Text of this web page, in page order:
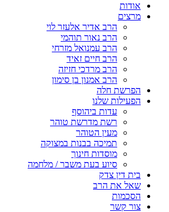
אודות
מרצים
הרב אדיר אלעזר לוי
הרב נאור תוהמי
הרב עמנואל מזרחי
הרב חיים זאיד
הרב מרדכי חזיזה
הרב אמנון בן סימון
הפרשת חלה
הפעילות שלנו
עדות ביהוסף
רשת מדרשת טוהר
מעין הטוהר
תמיכה בבנות במצוקה
מוסדות חינוך
סיוע בעת משבר / מלחמה
בית דין צדק
שאל את הרב
הסכמות
צור קשר